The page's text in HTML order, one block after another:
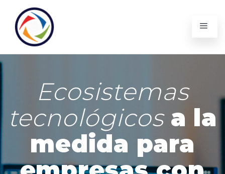
Desarrollo de
Aplicaciones
móviles